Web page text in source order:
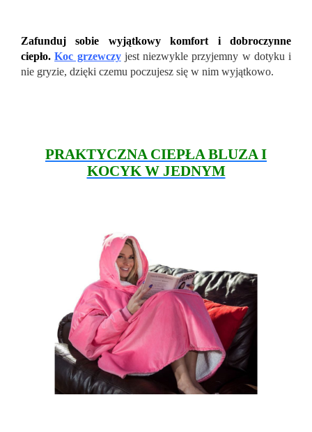
Zafunduj sobie wyjątkowy komfort i dobroczynne
ciepło. Koc grzewczyjest niezwykle przyjemny w dotyku i
nie gryzie, dzięki czemu poczujesz się w nim wyjątkowo.
PRAKTYCZNA CIEPŁA BLUZA I
KOCYK W JEDNYM